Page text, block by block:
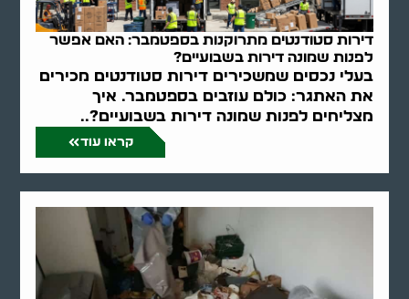
דירות סטודנטים מתרוקנות בספטמבר: האם אפשר
לפנות שמונה דירות בשבועיים?
בעלי נכסים שמשכירים דירות סטודנטים מכירים
את האתגר: כולם עוזבים בספטמבר. איך
מצליחים לפנות שמונה דירות בשבועיים?..
קראו עוד